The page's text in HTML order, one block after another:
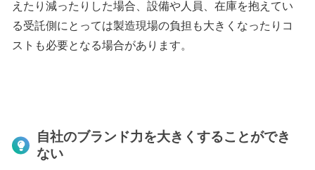
えたり減ったりした場合、設備や人員、在庫を抱えてい
る受託側にとっては製造現場の負担も大きくなったりコ
ストも必要となる場合があります。
自社のブランド力を大きくすることができ
ない